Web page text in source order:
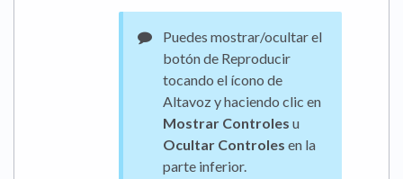
Puedes mostrar/ocultar el
botón de Reproducir
tocando el ícono de
Altavoz y haciendo clic en
Mostrar Controles u
Ocultar Controles en la
parte inferior.